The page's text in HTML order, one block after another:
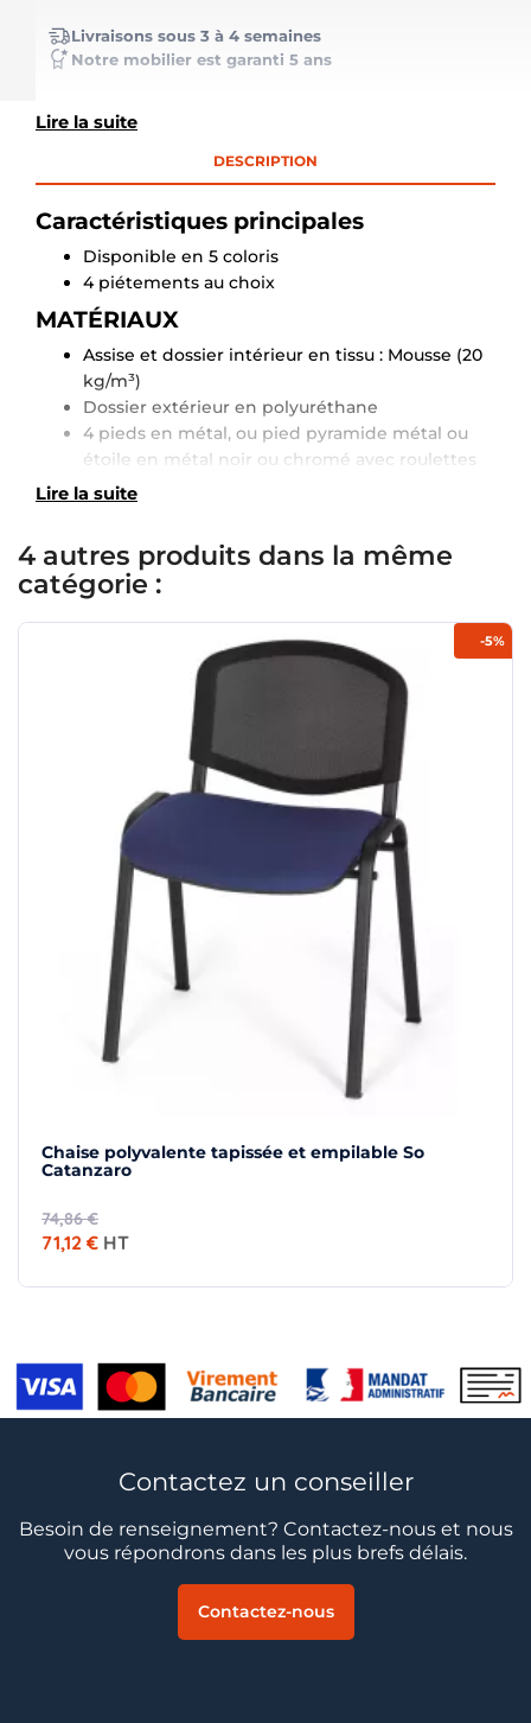
Demande de rappel
Lire la suite
Livraisons sous 3 à 4 semaines
Notre mobilier est garanti 5 ans
DESCRIPTION
Caractéristiques principales
Disponible en 5 coloris
4 piétements au choix
MATÉRIAUX
Assise et dossier intérieur en tissu : Mousse (20
kg/m³)
Dossier extérieur en polyuréthane
4 pieds en métal, ou pied pyramide métal ou
étoile en métal noir ou chromé avec roulettes
Lire la suite
4 autres produits dans la même
catégorie :
Chaise polyvalente tapissée et empilable So
Catanzaro
74,86 €
71,12 € HT
-5%
Contactez un conseiller
Besoin de renseignement? Contactez-nous et nous
vous répondrons dans les plus brefs délais.
Contactez-nous